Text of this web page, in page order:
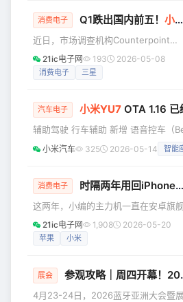
Dittrich，代表作品宝马 M4 GT3； 车
辆动力部负责人为 Claus-Dieter Groll
代表作品宝马 3 系、4 系、Z4、X5、
X6、X7； 设计团队则来自保时捷、兰
基尼、奔驰、宝马等车企。 将于 5 月
消费电子 Q1跌出国内前五！ 小米
近日，市场调查机构Counterpoint
Research公布了今年Q1最畅销的10款
型，iPhone 17系列包揽榜单前三，算
端产品。小米是唯一出现在榜单上的
最后一位。 但如果回顾Q1整个手机市
的销量数据，则能发现，小米遭遇了
21ic电子网 193 2026-05-08
消费电子 三星
汽车电子 小米YU7 OTA 1.16 已
辅助驾驶 行车辅助 新增 语音控车（
现车辆横向和纵向的控制，更便捷地
并在人工通道岗亭附近停车，驾驶员
时准备控制车辆 优化 车位到车位功
的**表现**，提升车位出库、闸机通
场
小米汽车 325 2026-05-14 智能
消费电子 时隔两年用回iPhone，我震惊了
这两年，小编的主力机一直在安卓旗舰
之间切换，从小米、OPPO到vivo、荣
耀，几乎每一代旗舰都摸过一遍，而最
最近又决定用回iPhone，倒也不是对安
21ic电子网 1,908 2026-05-20
苹果 小米
展会 参观攻略｜周四开幕！2026蓝牙亚洲大会暨展览 & UPF测试大会 最后注册机会！
4月23-24日，2026蓝牙亚洲大会暨